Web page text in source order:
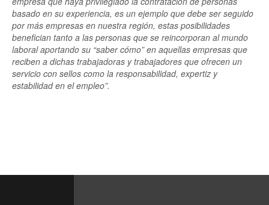
basado en su experiencia, es un ejemplo que debe ser seguido
por más empresas en nuestra región, estas posibilidades
benefician tanto a las personas que se reincorporan al mundo
laboral aportando su “saber cómo” en aquellas empresas que
reciben a dichas trabajadoras y trabajadores que ofrecen un
servicio con sellos como la responsabilidad, expertiz y
estabilidad en el empleo”.